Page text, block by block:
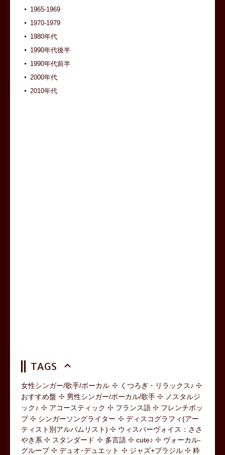
1965-1969
1970-1979
1980年代
1990年代後半
1990年代前半
2000年代
2010年代
TAGS
女性シンガー/歌手/ボーカル
くつろぎ・リラックス♪
おすすめ盤
男性シンガー/ボーカル/歌手
ノスタルジ
ック♪
アコースティック フランス語
フレンチポッ
プ
シンガーソングライター
ディスコグラフィ(アー
ティスト別アルバムリスト)
ウィスパーヴォイス：ささ
やき系
スタンダード 多言語 cute♪
ヴォーカル-
グループ
デュオ･デュエット ジャズ+ブラジル
粋